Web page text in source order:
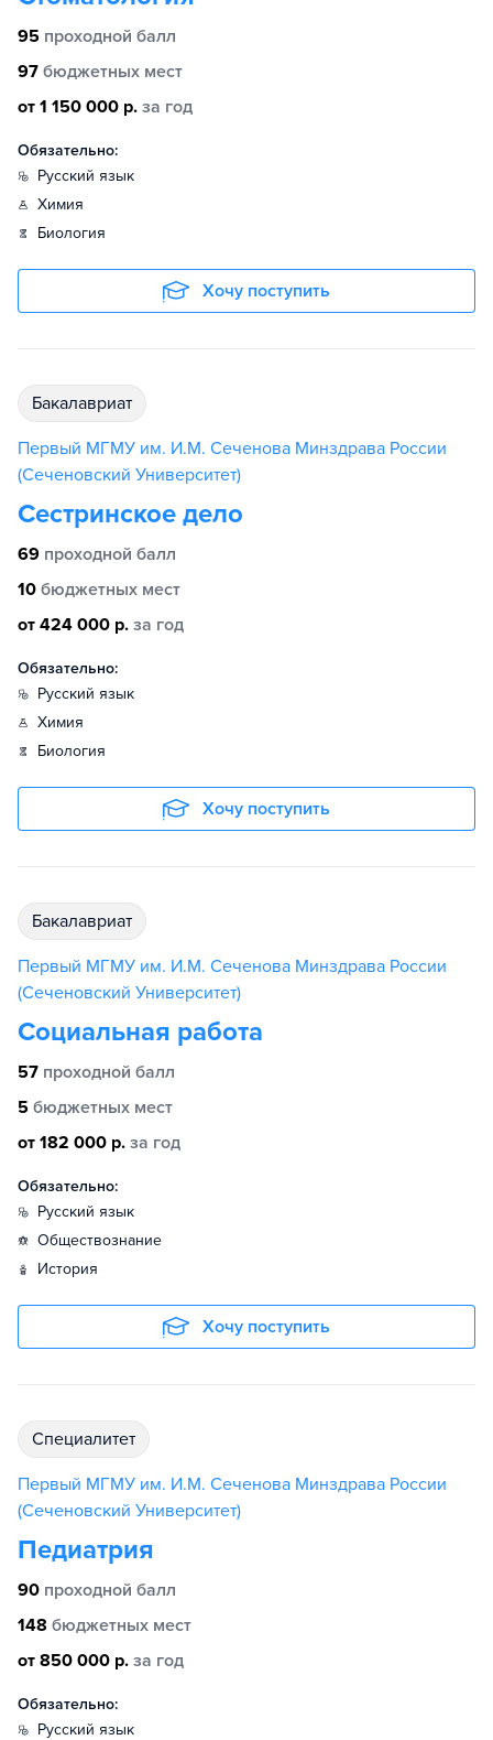
95 проходной балл
97 бюджетных мест
от 1 150 000 р. за год
Обязательно:
русский язык
химия
биология
Хочу поступить
бакалавриат
Первый МГМУ им. И.М. Сеченова Минздрава России
(Сеченовский Университет)
Сестринское дело
69 проходной балл
10 бюджетных мест
от 424 000 р. за год
Обязательно:
русский язык
химия
биология
Хочу поступить
бакалавриат
Первый МГМУ им. И.М. Сеченова Минздрава России
(Сеченовский Университет)
Социальная работа
57 проходной балл
5 бюджетных мест
от 182 000 р. за год
Обязательно:
русский язык
обществознание
история
Хочу поступить
специалитет
Первый МГМУ им. И.М. Сеченова Минздрава России
(Сеченовский Университет)
Педиатрия
90 проходной балл
148 бюджетных мест
от 850 000 р. за год
Обязательно:
русский язык